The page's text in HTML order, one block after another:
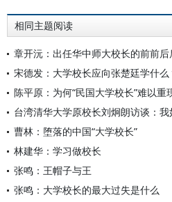
相同主题阅读
章开沅：出任华中师大校长的前前后
宋德发：大学校长应向张楚廷学什么
陈平原：为何“民国大学校长”难以重
台湾清华大学原校长刘炯朗访谈：
曹林：堕落的中国“大学校长”
林建华：学习做校长
张鸣：王帽子与王
张鸣：大学校长的最大过失是什么